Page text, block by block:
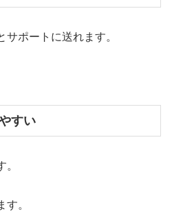
ポートに送れます。
すい
。